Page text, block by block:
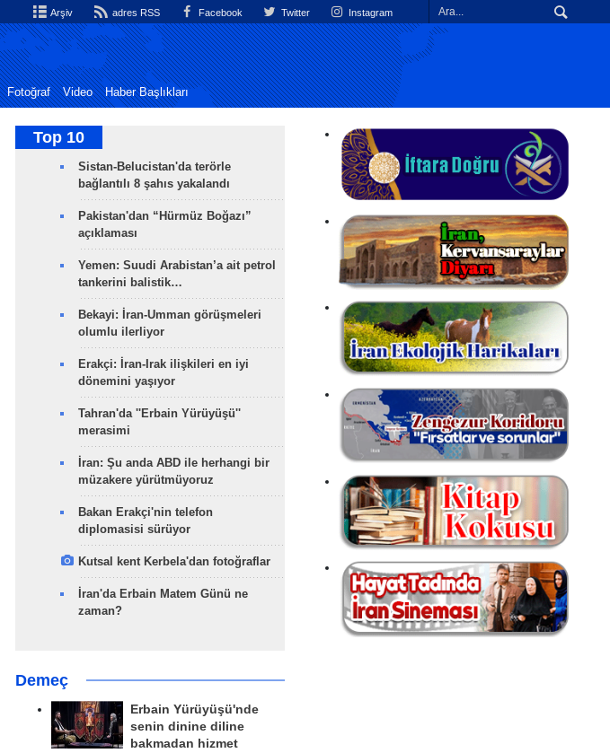
Arşiv adres RSS Facebook Twitter Instagram
Fotoğraf Video Haber Başlıkları
Top 10
Sistan-Belucistan'da terörle
bağlantılı 8 şahıs yakalandı
Pakistan'dan “Hürmüz Boğazı”
açıklaması
Yemen: Suudi Arabistan’a ait petrol
tankerini balistik…
Bekayi: İran-Umman görüşmeleri
olumlu ilerliyor
Erakçi: İran-Irak ilişkileri en iyi
dönemini yaşıyor
Tahran'da ''Erbain Yürüyüşü''
merasimi
İran: Şu anda ABD ile herhangi bir
müzakere yürütmüyoruz
Bakan Erakçi'nin telefon
diplomasisi sürüyor
Kutsal kent Kerbela'dan fotoğraflar
İran'da Erbain Matem Günü ne
zaman?
Demeç
Erbain Yürüyüşü'nde
senin dinine diline
bakmadan hizmet